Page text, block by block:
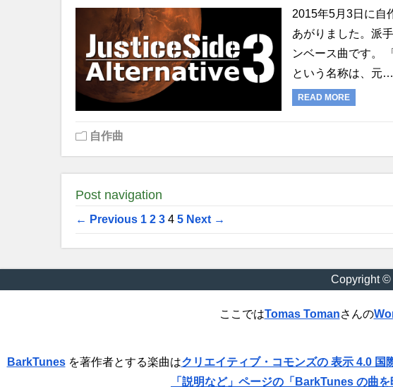
2015年5月3日に自
あがりました。派
ンベース曲です。
という名称は、元…
READ MORE
自作曲
Post navigation
← Previous 1 2 3 4 5 Next →
Copyright ©
ここではTomas Tomanさんの
BarkTunesを著作者とする楽曲はクリエイティブ・コモンズの 表示 4.0 国
「説明など」ページの「BarkTunes の曲